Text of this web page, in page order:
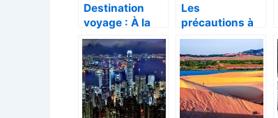
Destination
voyage : À la
découverte du
Japon, pays du
soleil levant
Les
précautions à
prendre pour
voyager avec
les enfants